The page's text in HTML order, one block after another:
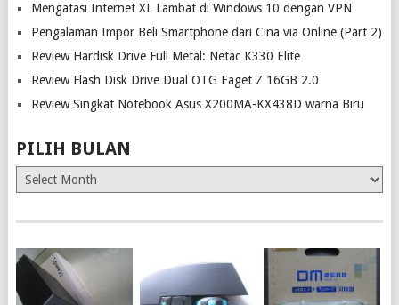
Mengatasi Internet XL Lambat di Windows 10 dengan VPN
Pengalaman Impor Beli Smartphone dari Cina via Online (Part 2)
Review Hardisk Drive Full Metal: Netac K330 Elite
Review Flash Disk Drive Dual OTG Eaget Z 16GB 2.0
Review Singkat Notebook Asus X200MA-KX438D warna Biru
PILIH BULAN
Pilih
Bulan